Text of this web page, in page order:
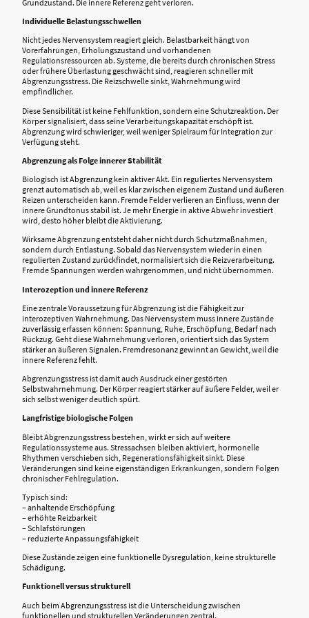
Grundzustand. Die innere Referenz geht verloren.
Individuelle Belastungsschwellen
Nicht jedes Nervensystem reagiert gleich. Belastbarkeit hängt von
Vorerfahrungen, Erholungszustand und vorhandenen
Regulationsressourcen ab. Systeme, die bereits durch chronischen Stress
oder frühere Überlastung geschwächt sind, reagieren schneller mit
Abgrenzungsstress. Die Reizschwelle sinkt, Wahrnehmung wird
empfindlicher.
Diese Sensibilität ist keine Fehlfunktion, sondern eine Schutzreaktion. Der
Körper signalisiert, dass seine Verarbeitungskapazität erschöpft ist.
Abgrenzung wird schwieriger, weil weniger Spielraum für Integration zur
Verfügung steht.
Abgrenzung als Folge innerer Stabilität
Biologisch ist Abgrenzung kein aktiver Akt. Ein reguliertes Nervensystem
grenzt automatisch ab, weil es klar zwischen eigenem Zustand und äußeren
Reizen unterscheiden kann. Fremde Felder verlieren an Einfluss, wenn der
innere Grundtonus stabil ist. Je mehr Energie in aktive Abwehr investiert
wird, desto höher bleibt die Aktivierung.
Wirksame Abgrenzung entsteht daher nicht durch Schutzmaßnahmen,
sondern durch Entlastung. Sobald das Nervensystem wieder in einen
regulierten Zustand zurückfindet, normalisiert sich die Reizverarbeitung.
Fremde Spannungen werden wahrgenommen, und nicht übernommen.
Interozeption und innere Referenz
Eine zentrale Voraussetzung für Abgrenzung ist die Fähigkeit zur
interozeptiven Wahrnehmung. Das Nervensystem muss innere Zustände
zuverlässig erfassen können: Spannung, Ruhe, Erschöpfung, Bedarf nach
Rückzug. Geht diese Wahrnehmung verloren, orientiert sich das System
stärker an äußeren Signalen. Fremdresonanz gewinnt an Gewicht, weil die
innere Referenz fehlt.
Abgrenzungsstress ist damit auch Ausdruck einer gestörten
Selbstwahrnehmung. Der Körper reagiert stärker auf äußere Felder, weil er
sich selbst weniger deutlich spürt.
Langfristige biologische Folgen
Bleibt Abgrenzungsstress bestehen, wirkt er sich auf weitere
Regulationssysteme aus. Stressachsen bleiben aktiviert, hormonelle
Rhythmen verschieben sich, Regenerationsfähigkeit sinkt. Diese
Veränderungen sind keine eigenständigen Erkrankungen, sondern Folgen
chronischer Fehlregulation.
Typisch sind:
– anhaltende Erschöpfung
– erhöhte Reizbarkeit
– Schlafstörungen
– reduzierte Anpassungsfähigkeit
Diese Zustände zeigen eine funktionelle Dysregulation, keine strukturelle
Schädigung.
Funktionell versus strukturell
Auch beim Abgrenzungsstress ist die Unterscheidung zwischen
funktionellen und strukturellen Veränderungen zentral.